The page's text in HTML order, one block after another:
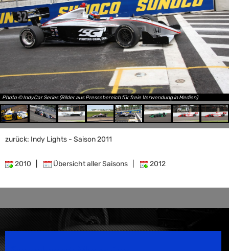
Photo © IndyCar Series (Bilder aus Pressebereich für freie Verwendung in Medien)
zurück: Indy Lights - Saison 2011
2010 Übersicht aller Saisons 2012